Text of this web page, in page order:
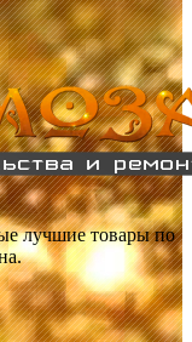
лучшие товары по